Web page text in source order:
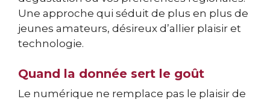
Une approche qui séduit de plus en plus de
jeunes amateurs, désireux d’allier plaisir et
technologie.
Quand la donnée sert le goût
Le numérique ne remplace pas le plaisir de